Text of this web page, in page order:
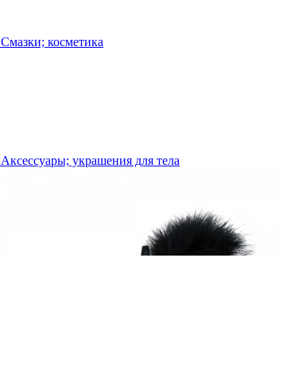
Смазки; косметика
Аксессуары; украшения для тела